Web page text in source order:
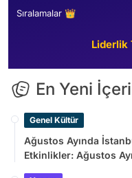
Sıralamalar 👑
Liderlik
En Yeni
Genel Kültür
Ağustos Ayında
Etkinlikler: Ağustos